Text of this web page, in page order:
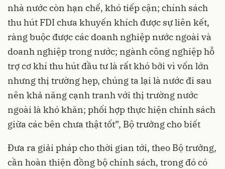
nhà nước còn hạn chế, khó tiếp cận; chính sách
thu hút FDI chưa khuyến khích được sự liên kết,
ràng buộc được các doanh nghiệp nước ngoài và
doanh nghiệp trong nước; ngành công nghiệp hỗ
trợ cơ khí thu hút đầu tư là rất khó bởi vì vốn lớn
nhưng thị trường hẹp, chúng ta lại là nước đi sau
nên khả năng cạnh tranh với thị trường nước
ngoài là khó khăn; phối hợp thực hiện chính sách
giữa các bên chưa thật tốt”, Bộ trưởng cho biết
Đưa ra giải pháp cho thời gian tới, theo Bộ trưởng,
cần hoàn thiện đồng bộ chính sách, trong đó có